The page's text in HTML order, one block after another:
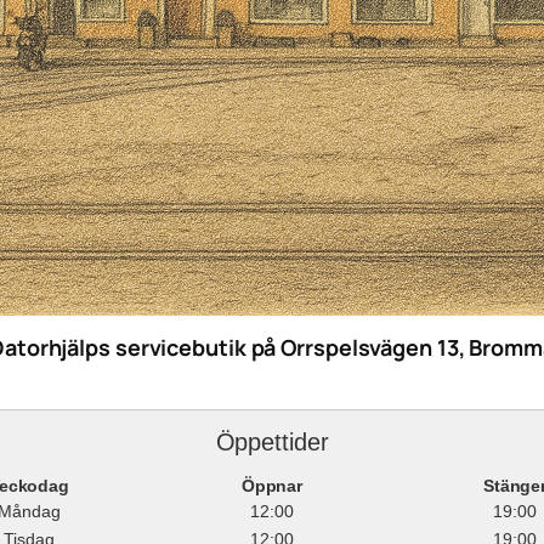
servicebutik på Orrspelsvägen 13,
Öppettider
Öppnar
12:00
19:00
Tisdag
12:00 19:00